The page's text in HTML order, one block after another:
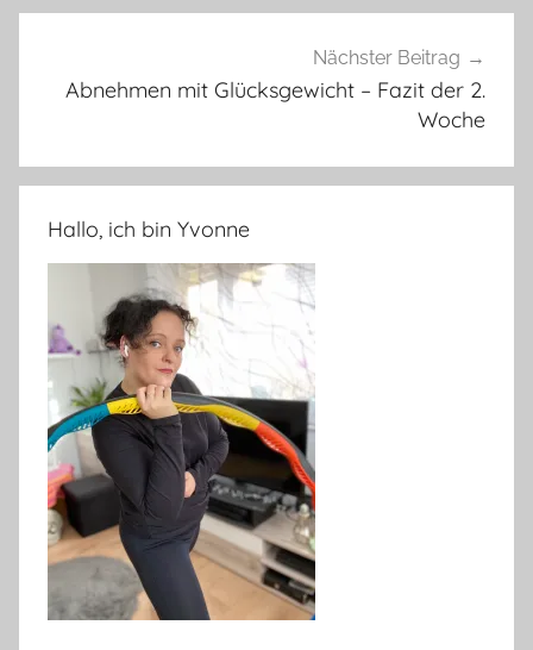
Nächster Beitrag
Abnehmen mit Glücksgewicht – Fazit der 2.
Woche
Hallo, ich bin Yvonne